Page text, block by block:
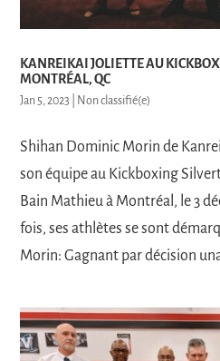
KANREIKAI JOLIETTE AU
MONTRÉAL, QC
Jan 5, 2023 Non classifié(e)
Shihan Dominic Morin de
son équipe au Kickboxing
Bain Mathieu à Montréal, le 3
fois, ses athlètes se sont
Morin: Gagnant par décision